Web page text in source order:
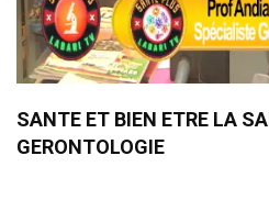
SANTE ET BIEN ETRE LA
GERONTOLOGIE